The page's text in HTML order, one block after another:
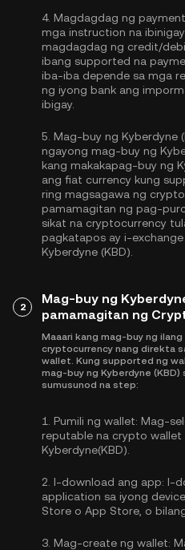
4. Magdagdag ng
mga instruction na
magdagdag ng credit/
ibang supported na
iba-iba depende sa mga
ng iyong bank ang
ibigay.
5. Mag-buy ng Kyberdyne
ngayong mag-buy ng
kang makakapag-buy ng
ang fiat currency kung
ring magsagawa ng
pamamagitan ng pag-
sikat na cryptocurrency
pagkatapos ay i-
Kyberdyne (KBD).
2
Mag-buy ng
pamamagitan ng
Maaari kang mag-buy ng
cryptocurrency nang direkta
wallet. Kung supported ng
mag-buy ng Kyberdyne
sumusunod na step:
1. Pumili ng wallet: Mag-
reputable na crypto
Kyberdyne(KBD).
2. I-download ang app: I-
application sa iyong
Store o App Store, o
3. Mag-create ng wallet: